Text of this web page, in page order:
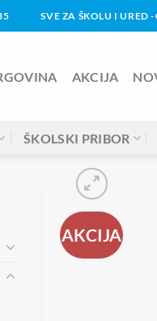
SVE ZA ŠKOLU I URED -
AKCIJA
ŠKOLSKI PRIBOR
AKCIJA